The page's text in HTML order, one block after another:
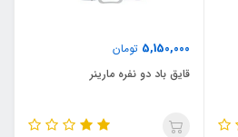
5,150,000 تومان
قایق باد دو نفره مارینر